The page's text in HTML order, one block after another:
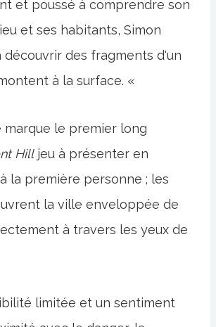
et poussé à comprendre son
et ses habitants, Simon
découvrir des fragments d'un
à la surface. «
le premier long
Hilljeu à présenter en
la première personne ; les
la ville enveloppée de
à travers les yeux de
limitée et un sentiment